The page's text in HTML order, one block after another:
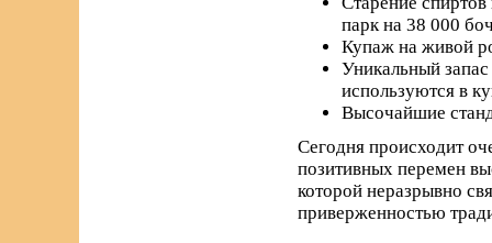
парк на 38 000
Купаж на живой
Уникальный
используются в
Высочайшие
Сегодня происходит
позитивных перемен
которой неразрывно
приверженностью